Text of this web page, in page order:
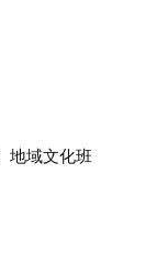
域文化班